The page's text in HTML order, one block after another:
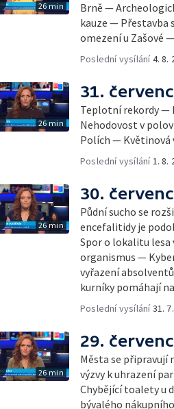
26 min
Brně —
kauze — Přestavba
omezení u Zašové
Poslední vysílání4. 8.
26 min
31.
Teplotní rekordy —
Nehodovost v
Polích — Květinová
Poslední vysílání1. 8.
26 min
30.
Půdní sucho se
encefalitidy je
Spor o lokalitu lesa
organismus —
vyřazení
kurníky pomáhají
Poslední vysílání31.
26 min
29.
Města se připravují
výzvy k uhrazení
Chybějící toalety u
bývalého